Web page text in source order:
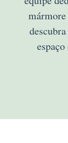
mármore